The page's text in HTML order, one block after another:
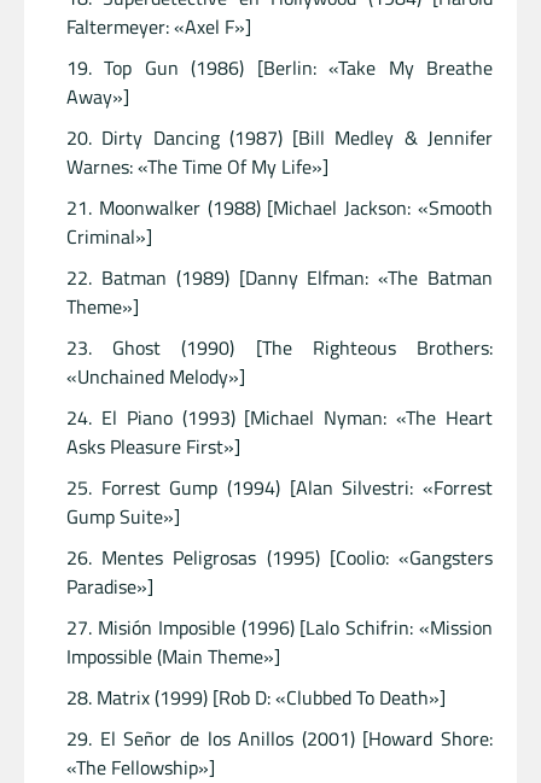
Faltermeyer: «Axel F»]
Top Gun (1986) [Berlin: «Take My Breathe
Away»]
Dirty Dancing (1987) [Bill Medley & Jennifer
Warnes: «The Time Of My Life»]
Moonwalker (1988) [Michael Jackson: «Smooth
Criminal»]
Batman (1989) [Danny Elfman: «The Batman
Theme»]
Ghost (1990) [The Righteous Brothers:
«Unchained Melody»]
El Piano (1993) [Michael Nyman: «The Heart
Asks Pleasure First»]
Forrest Gump (1994) [Alan Silvestri: «Forrest
Gump Suite»]
Mentes Peligrosas (1995) [Coolio: «Gangsters
Paradise»]
Misión Imposible (1996) [Lalo Schifrin: «Mission
Impossible (Main Theme»]
Matrix (1999) [Rob D: «Clubbed To Death»]
El Señor de los Anillos (2001) [Howard Shore:
«The Fellowship»]